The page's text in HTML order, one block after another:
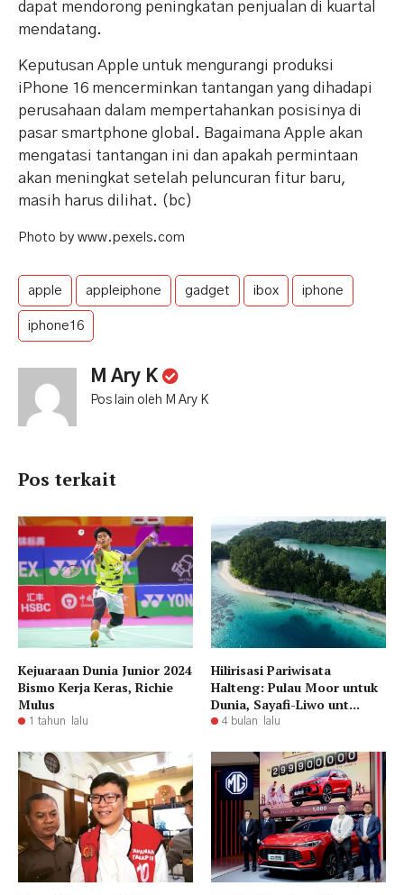
dapat mendorong peningkatan penjualan di kuartal
mendatang.
Keputusan Apple untuk mengurangi produksi
iPhone 16 mencerminkan tantangan yang dihadapi
perusahaan dalam mempertahankan posisinya di
pasar smartphone global. Bagaimana Apple akan
mengatasi tantangan ini dan apakah permintaan
akan meningkat setelah peluncuran fitur baru,
masih harus dilihat. (bc)
Photo by www.pexels.com
apple appleiphone gadget ibox iphone
iphone16
M Ary K
Pos lain oleh M Ary K
Pos terkait
Kejuaraan Dunia Junior 2024
Bismo Kerja Keras, Richie
Mulus
1 tahun lalu
Hilirisasi Pariwisata
Halteng: Pulau Moor untuk
Dunia, Sayafi-Liwo unt...
4 bulan lalu